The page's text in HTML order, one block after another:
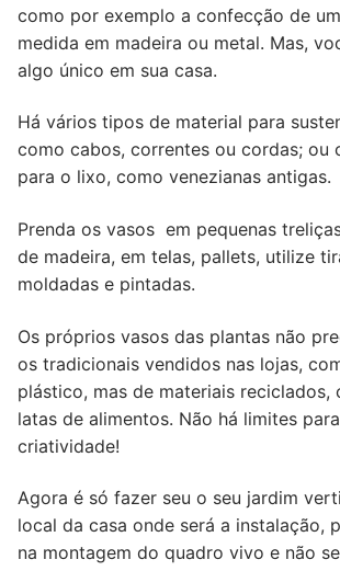
como por exemplo a confecção de
medida em madeira ou metal. Mas,
algo único em sua casa.
Há vários tipos de material para
como cabos, correntes ou cordas; ou
para o lixo, como venezianas antigas.
Prenda os vasos em pequenas
de madeira, em telas, pallets, utilize
moldadas e pintadas.
Os próprios vasos das plantas não
os tradicionais vendidos nas lojas,
plástico, mas de materiais reciclados,
latas de alimentos. Não há limites
criatividade!
Agora é só fazer seu o seu jardim
local da casa onde será a instalação,
na montagem do quadro vivo e não